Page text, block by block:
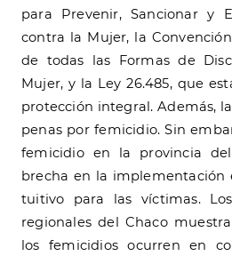
para Prevenir, Sancionar y
contra la Mujer, la
de todas las Formas de
Mujer, y la Ley 26.485, que
protección integral. Además,
penas por femicidio. Sin
femicidio en la provincia
brecha en la implementación
tuitivo para las víctimas.
regionales del Chaco
los femicidios ocurren en